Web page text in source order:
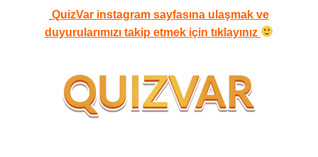
QuizVar instagram sayfasına ulaşmak ve
duyurularımızı takip etmek için tıklayınız